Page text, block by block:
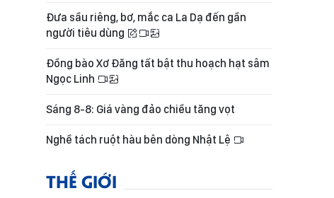
Đưa sầu riêng, bơ, mắc ca La Dạ đến gần
người tiêu dùng
Đồng bào Xơ Đăng tất bật thu hoạch hạt sâm
Ngọc Linh
Sáng 8-8: Giá vàng đảo chiều tăng vọt
Nghề tách ruột hàu bên dòng Nhật Lệ
THẾ GIỚI